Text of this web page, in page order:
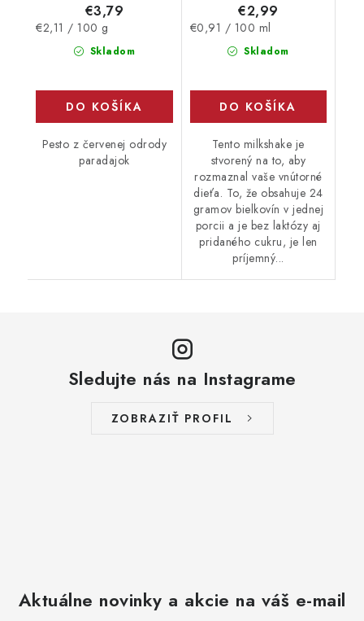
Skladom
€3,79
Jednotková
€2,11 / 100 g
DO KOŠÍKA
Pesto z červenej odrody
paradajok
Skladom
€2,99
Jednotková
€0,91 / 100 ml
DO KOŠÍKA
Tento milkshake je
stvorený na to, aby
rozmaznal vaše vnútorné
dieťa. To, že obsahuje 24
gramov bielkovín v jednej
porcii a je bez laktózy aj
pridaného cukru, je len
príjemný...
Sledujte nás na Instagrame
ZOBRAZIŤ PROFIL
Aktuálne novinky a akcie na váš e-mail